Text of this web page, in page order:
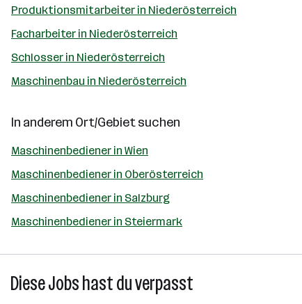
Produktionsmitarbeiter in Niederösterreich
Facharbeiter in Niederösterreich
Schlosser in Niederösterreich
Maschinenbau in Niederösterreich
In anderem Ort/Gebiet suchen
Maschinenbediener in Wien
Maschinenbediener in Oberösterreich
Maschinenbediener in Salzburg
Maschinenbediener in Steiermark
Diese Jobs hast du verpasst